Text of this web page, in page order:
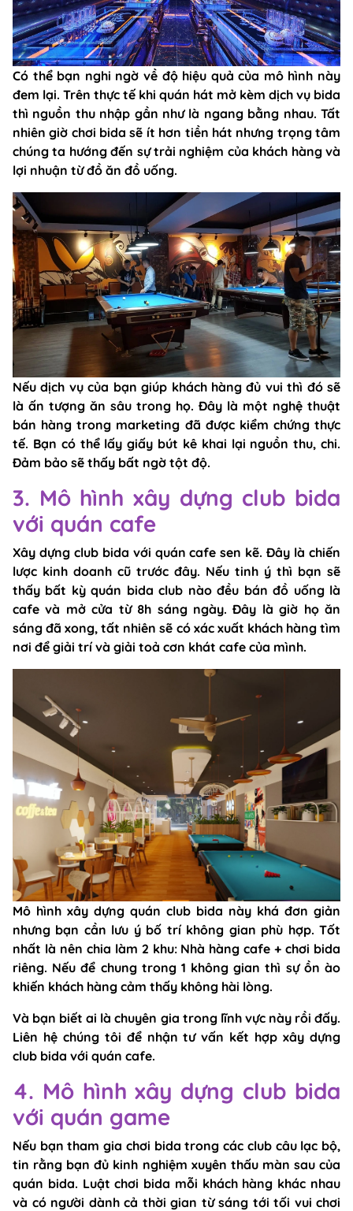
Có thể bạn nghi ngờ về độ hiệu quả của mô hình này
đem lại. Trên thực tế khi quán hát mở kèm dịch vụ bida
thì nguồn thu nhập gần như là ngang bằng nhau. Tất
nhiên giờ chơi bida sẽ ít hơn tiền hát nhưng trọng tâm
chúng ta hướng đến sự trải nghiệm của khách hàng và
lợi nhuận từ đồ ăn đồ uống.
Nếu dịch vụ của bạn giúp khách hàng đủ vui thì đó sẽ
là ấn tượng ăn sâu trong họ. Đây là một nghệ thuật
bán hàng trong marketing đã được kiểm chứng thực
tế. Bạn có thể lấy giấy bút kê khai lại nguồn thu, chi.
Đảm bảo sẽ thấy bất ngờ tột độ.
3. Mô hình xây dựng club bida
với quán cafe
Xây dựng club bida với quán cafe sen kẽ. Đây là chiến
lược kinh doanh cũ trước đây. Nếu tinh ý thì bạn sẽ
thấy bất kỳ quán bida club nào đều bán đồ uống là
cafe và mở cửa từ 8h sáng ngày. Đây là giờ họ ăn
sáng đã xong, tất nhiên sẽ có xác xuất khách hàng tìm
nơi để giải trí và giải toả cơn khát cafe của mình.
Mô hình xây dựng quán club bida này khá đơn giản
nhưng bạn cần lưu ý bố trí không gian phù hợp. Tốt
nhất là nên chia làm 2 khu: Nhà hàng cafe + chơi bida
riêng. Nếu để chung trong 1 không gian thì sự ồn ào
khiến khách hàng cảm thấy không hài lòng.
Và bạn biết ai là chuyên gia trong lĩnh vực này rồi đấy.
Liên hệ chúng tôi để nhận tư vấn kết hợp xây dựng
club bida với quán cafe.
4. Mô hình xây dựng club bida
với quán game
Nếu bạn tham gia chơi bida trong các club câu lạc bộ,
tin rằng bạn đủ kinh nghiệm xuyên thấu màn sau của
quán bida. Luật chơi bida mỗi khách hàng khác nhau
và có người dành cả thời gian từ sáng tới tối vui chơi